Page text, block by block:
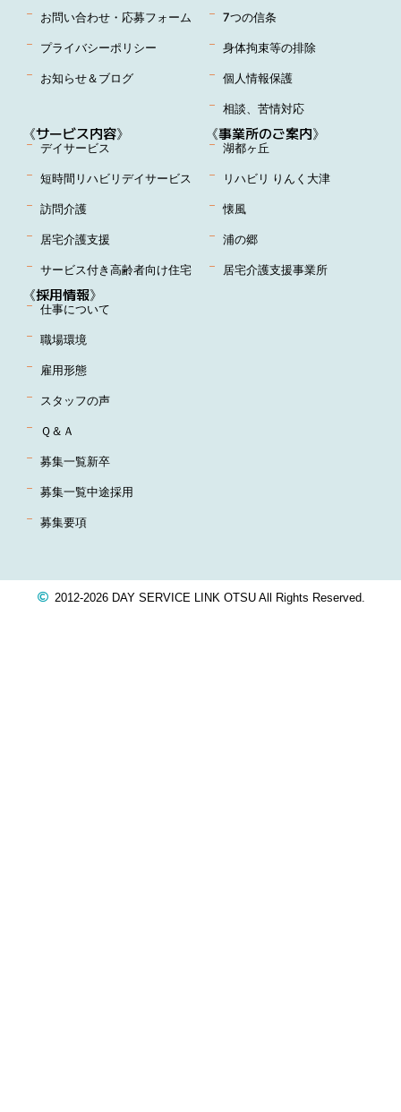
お問い合わせ・応募フォーム
プライバシーポリシー
お知らせ＆ブログ
7つの信条
身体拘束等の排除
個人情報保護
相談、苦情対応
《サービス内容》
デイサービス
短時間リハビリデイサービス
訪問介護
居宅介護支援
サービス付き高齢者向け住宅
《事業所のご案内》
湖都ヶ丘
リハビリ りんく大津
懐風
浦の郷
居宅介護支援事業所
《採用情報》
仕事について
職場環境
雇用形態
スタッフの声
Ｑ＆Ａ
募集一覧新卒
募集一覧中途採用
募集要項
2012-2026 DAY SERVICE LINK OTSU All Rights Reserved.